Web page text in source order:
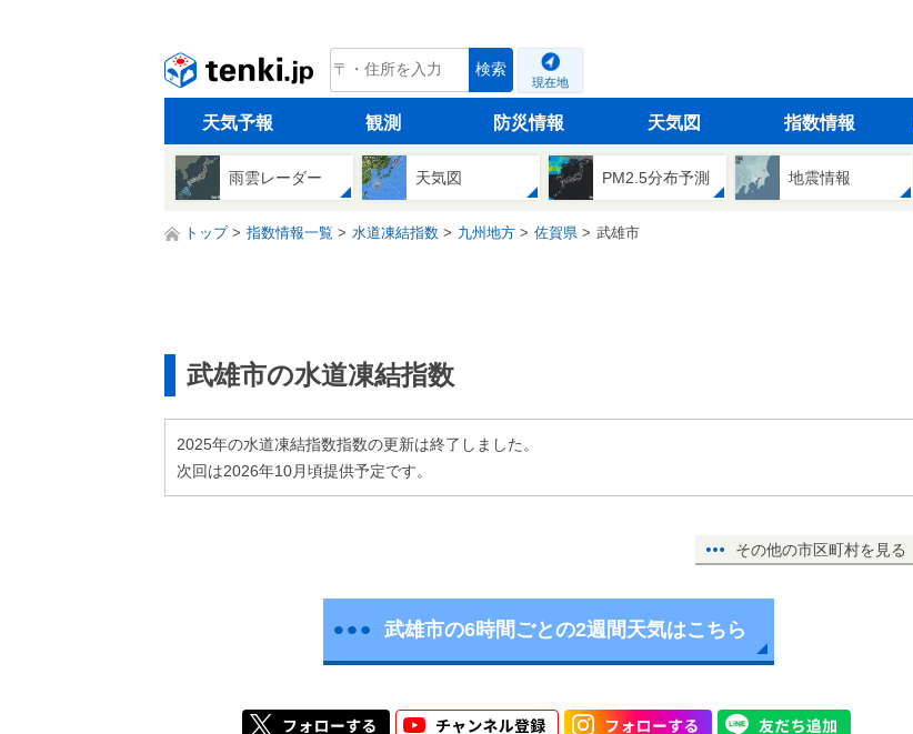
tenki.jp 検索
現在地
天気予報 観測 防災情報 天気図 指数情報
雨雲レーダー 天気図 PM2.5分布予測 地震情報
トップ 指数情報一覧 水道凍結指数 九州地方 佐賀県 武雄市
武雄市の水道凍結指数
2025年の水道凍結指数指数の更新は終了しました。
次回は2026年10月頃提供予定です。
その他の市区町村を見る
武雄市の6時間ごとの2週間天気はこちら